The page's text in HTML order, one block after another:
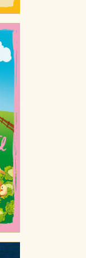
TODO
sitio
desde
el
que algunas
experiencia